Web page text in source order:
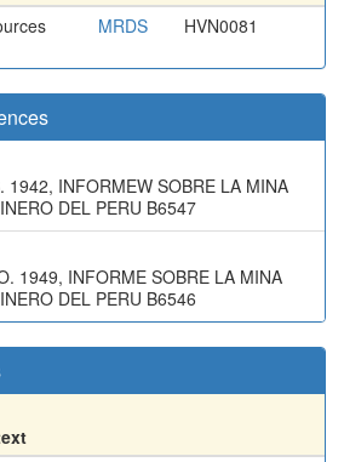
MRDS HVN0081
1942, INFORMEW SOBRE LA MINA
DEL PERU B6547
1949, INFORME SOBRE LA MINA
DEL PERU B6546